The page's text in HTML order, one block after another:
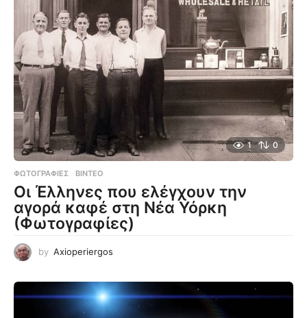
1 0
ΦΩΤΟΓΡΑΦΊΕΣ ,ΒΊΝΤΕΟ
Οι Έλληνες που ελέγχουν την
αγορά καφέ στη Νέα Υόρκη
(Φωτογραφίες)
by Axioperiergos